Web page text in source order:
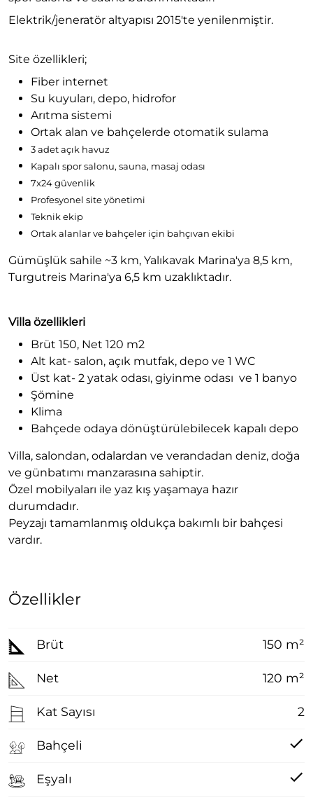
Elektrik/jeneratör altyapısı 2015'te yenilenmiştir.
Site özellikleri;
Fiber internet
Su kuyuları, depo, hidrofor
Arıtma sistemi
Ortak alan ve bahçelerde otomatik sulama
3 adet açık havuz
Kapalı spor salonu, sauna, masaj odası
7x24 güvenlik
Profesyonel site yönetimi
Teknik ekip
Ortak alanlar ve bahçeler için bahçıvan ekibi
Gümüşlük sahile ~3 km, Yalıkavak Marina'ya 8,5 km,
Turgutreis Marina'ya 6,5 km uzaklıktadır.
Villa özellikleri
Brüt 150, Net 120 m2
Alt kat- salon, açık mutfak, depo ve 1 WC
Üst kat- 2 yatak odası, giyinme odası ve 1 banyo
Şömine
Klima
Bahçede odaya dönüştürülebilecek kapalı depo
Villa, salondan, odalardan ve verandadan deniz, doğa
ve günbatımı manzarasına sahiptir.
Özel mobilyaları ile yaz kış yaşamaya hazır
durumdadır.
Peyzajı tamamlanmış oldukça bakımlı bir bahçesi
vardır.
Özellikler
Brüt 150 m²
Net 120 m²
Kat Sayısı 2
Bahçeli
Eşyalı